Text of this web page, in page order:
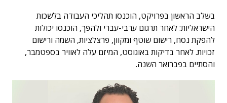
בשלב הראשון בפרויקט, הוכנסו תהליכי העבודה בלשכות
הישראליות: לאחר תרגום ערבי-עברי ולהפך, הוכנסו יכולות
להפקת נסח, רישום שוטף ומקוון, פרצלציות, השמה ורישום
זכויות. לאחר בדיקות באוגוסט, המיזם עלה לאוויר בספטמבר,
והסתיים בפברואר השנה.